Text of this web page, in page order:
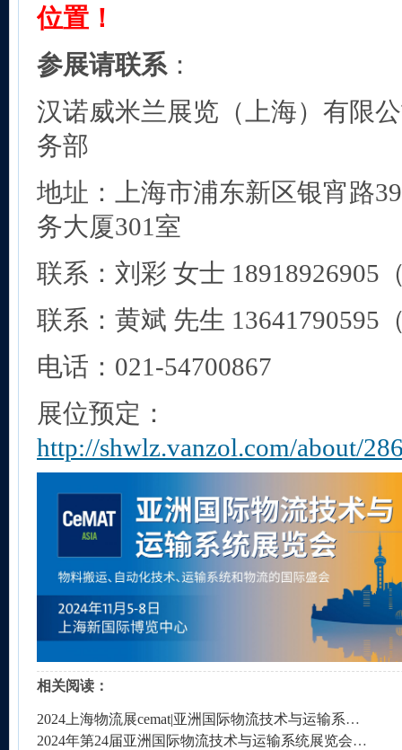
位置！
参展请联系 ：
汉诺威米兰展览（上海）有限
务部
地址：上海市浦东新区银宵路
务大厦301室
联系：刘彩 女士 18918926905
联系：黄斌 先生 13641790595
电话：021-54700867
展位预定：
http://shwlz.vanzol.com/about/
相关阅读：
2024上海物流展cemat|亚洲国际物流技术与运输系统展览会
2024年第24届亚洲国际物流技术与运输系统展览会(CeMAT ASIA)